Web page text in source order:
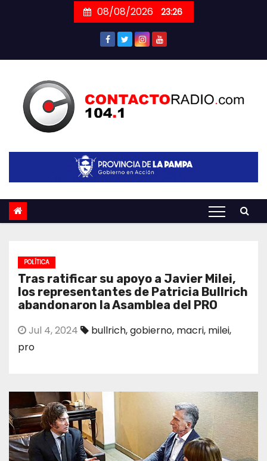
08/08/2026 23:26
POLÍTICA
Tras ratificar su apoyo a Javier Milei,
los representantes de Patricia Bullrich
abandonaron la Asamblea del PRO
Jul 4, 2024 bullrich,gobierno, macri, milei,
pro